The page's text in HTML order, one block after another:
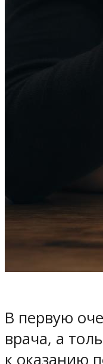
В первую
врача, а
к оказанию